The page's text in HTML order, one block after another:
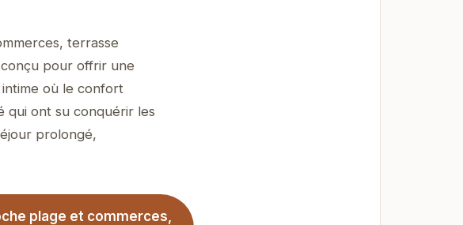
terrasse
pour offrir une
où le confort
qui ont su conquérir les
prolongé,
plage et commerces,